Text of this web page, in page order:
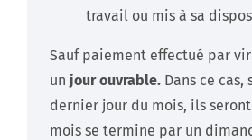
travail ou mis à sa
Sauf paiement effectué par
un jour ouvrable. Dans ce
dernier jour du mois, ils
mois se termine par un